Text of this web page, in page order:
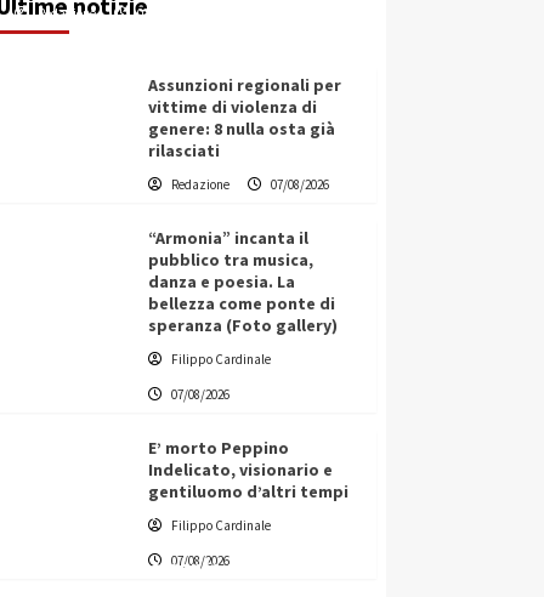
Redazione 07/08/2026
Assunzioni regionali per
vittime di violenza di
genere: 8 nulla osta già
rilasciati
Redazione 07/08/2026
“Armonia” incanta il
pubblico tra musica,
danza e poesia. La
bellezza come ponte di
speranza (Foto gallery)
Filippo Cardinale
07/08/2026
E’ morto Peppino
Indelicato, visionario e
gentiluomo d’altri tempi
Filippo Cardinale
07/08/2026
L’ingegnere saccense Buscarnera
partner chiave di un progetto
transnazionale per la transizione